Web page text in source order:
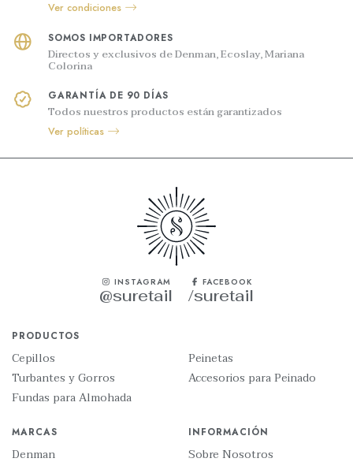
Ver condiciones
SOMOS IMPORTADORES
Directos y exclusivos de Denman, Ecoslay, Mariana
Colorina
GARANTÍA DE 90 DÍAS
Todos nuestros productos están garantizados
Ver políticas
INSTAGRAM
@suretail
FACEBOOK
/suretail
PRODUCTOS
Cepillos
Turbantes y Gorros
Fundas para Almohada
Peinetas
Accesorios para Peinado
MARCAS
Denman
INFORMACIÓN
Sobre Nosotros